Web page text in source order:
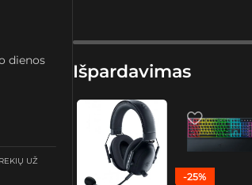
dienos
UŽ
Išpardavimas
-25%